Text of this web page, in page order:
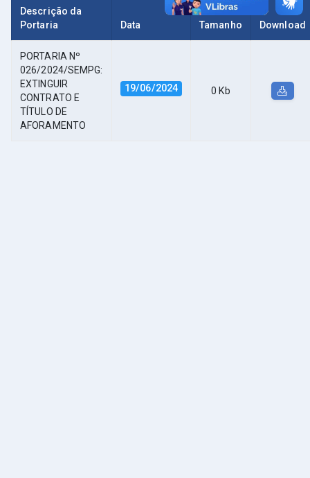
Descrição da
Portaria
Data Tamanho Download
PORTARIA Nº
026/2024/SEMPG:
EXTINGUIR
CONTRATO E
TÍTULO DE
AFORAMENTO
19/06/2024 0 Kb